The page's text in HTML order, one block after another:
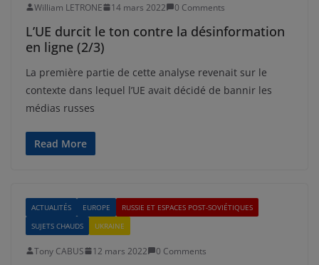
William LETRONE 14 mars 2022 0 Comments
L’UE durcit le ton contre la désinformation
en ligne (2/3)
La première partie de cette analyse revenait sur le
contexte dans lequel l’UE avait décidé de bannir les
médias russes
Read More
ACTUALITÉS EUROPE
RUSSIE ET ESPACES POST-SOVIÉTIQUES
SUJETS CHAUDS
UKRAINE
Tony CABUS 12 mars 2022 0 Comments